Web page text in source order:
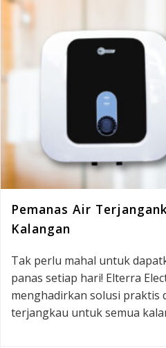
Pemanas Air
Kalangan
Tak perlu mahal untuk
panas setiap hari! Elterra
menghadirkan solusi praktis
terjangkau untuk semua